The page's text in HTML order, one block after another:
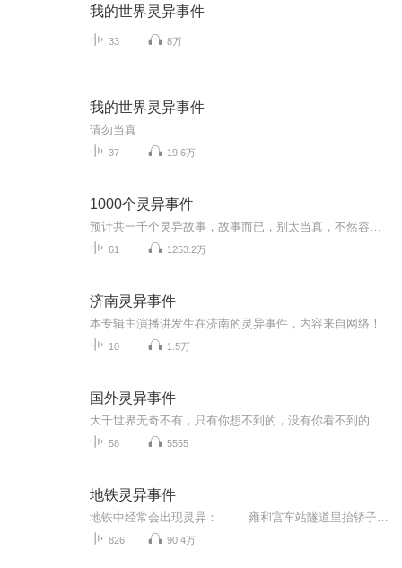
我的世界灵异事件
33 8万
我的世界灵异事件
请勿当真
37 19.6万
1000个灵异事件
61 1253.2万
济南灵异事件
本专辑主演播讲发生在济南的灵异事件，内容来自网络！
10 1.5万
国外灵异事件
58 5555
地铁灵异事件
826 90.4万